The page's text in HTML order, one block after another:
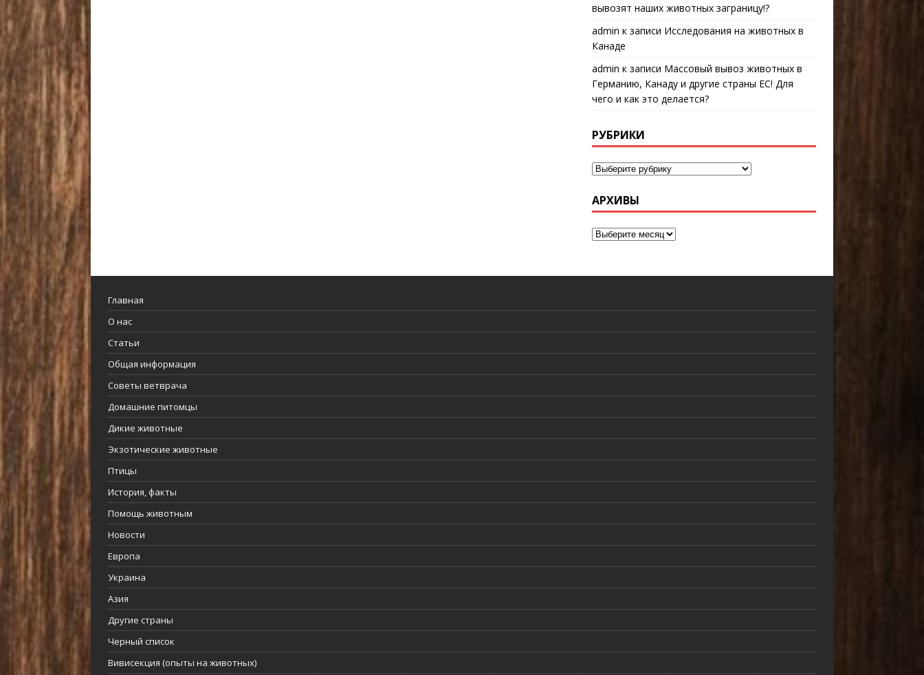
вывозят наших животных заграницу!?
admin к записи Исследования на животных в
Канаде
admin к записи Массовый вывоз животных в
Германию, Канаду и другие страны ЕС! Для
чего и как это делается?
РУБРИКИ
АРХИВЫ
Главная
О нас
Статьи
Общая информация
Советы ветврача
Домашние питомцы
Дикие животные
Экзотические животные
Птицы
История, факты
Помощь животным
Новости
Европа
Украина
Азия
Другие страны
Черный список
Вивисекция (опыты на животных)